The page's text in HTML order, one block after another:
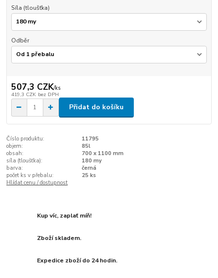
Síla (tloušťka)
Odběr
507,3 CZK/ks
419,3 CZK bez DPH
Přidat do košíku
Číslo produktu:
11795
objem:
85l
obsah:
700 x 1100 mm
síla (tloušťka):
180 my
barva:
černá
počet ks v přebalu:
25 ks
Hlídat cenu / dostupnost
Kup víc, zaplať míň!
Zboží skladem.
Expedice zboží do 24 hodin.